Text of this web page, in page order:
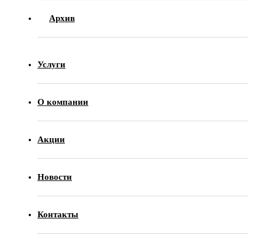
Архив
Услуги
О компании
Акции
Новости
Контакты